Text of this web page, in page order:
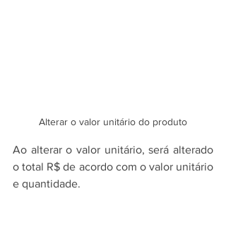
Alterar o valor unitário do produto
Ao alterar o valor unitário, será alterado
o total R$ de acordo com o valor unitário
e quantidade.